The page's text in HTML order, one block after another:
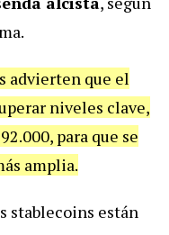
advierten que el
niveles clave,
para que se
amplia.
stablecoins están